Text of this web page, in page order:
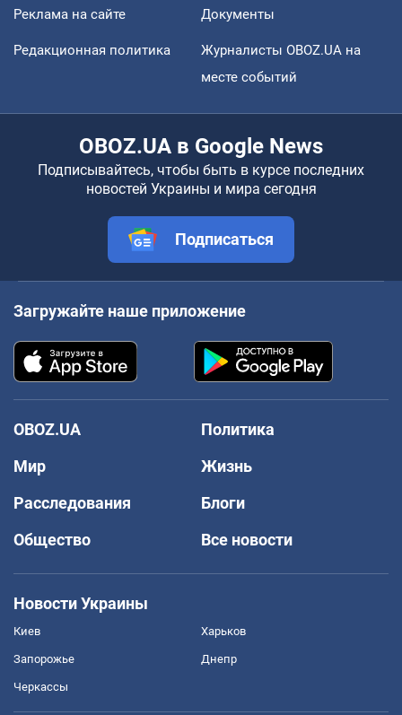
Реклама на сайте Документы
Редакционная политика
Журналисты OBOZ.UA на
месте событий
OBOZ.UA в Google News
Подписывайтесь, чтобы быть в курсе последних
новостей Украины и мира сегодня
Подписаться
Загружайте наше приложение
OBOZ.UA
Политика
Мир
Жизнь
Расследования
Блоги
Общество
Все новости
Новости Украины
Киев Харьков
Запорожье Днепр
Черкассы